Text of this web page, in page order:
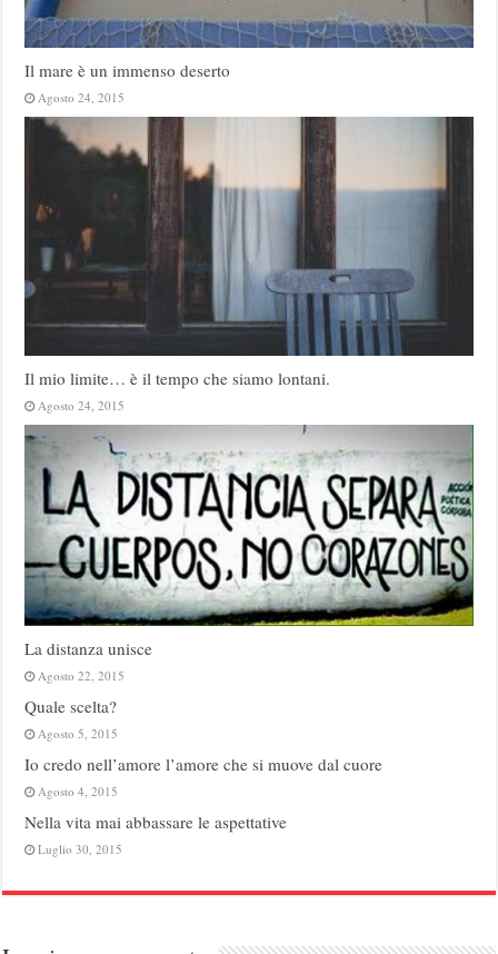
Il mare è un immenso deserto
Agosto 24, 2015
Il mio limite… è il tempo che siamo lontani.
Agosto 24, 2015
La distanza unisce
Agosto 22, 2015
Quale scelta?
Agosto 5, 2015
Io credo nell’amore l’amore che si muove dal cuore
Agosto 4, 2015
Nella vita mai abbassare le aspettative
Luglio 30, 2015